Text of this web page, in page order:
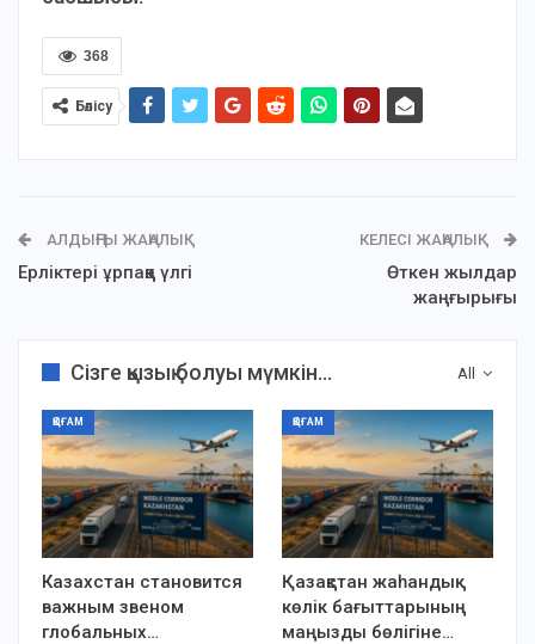
368
Бөлісу
АЛДЫҢҒЫ ЖАҢАЛЫҚ
Ерліктері ұрпаққа үлгі
КЕЛЕСІ ЖАҢАЛЫҚ
Өткен жылдар
жаңғырығы
All
Сізге қызық болуы мүмкін...
ҚОҒАМ
Казахстан становится
важным звеном
глобальных…
ҚОҒАМ
Қазақстан жаһандық
көлік бағыттарының
маңызды бөлігіне…